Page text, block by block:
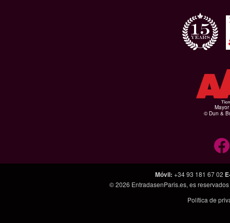
© Dun &
Móvil: +34 93 181 67 02
© 2026 EntradasenParis.es, es
Política de